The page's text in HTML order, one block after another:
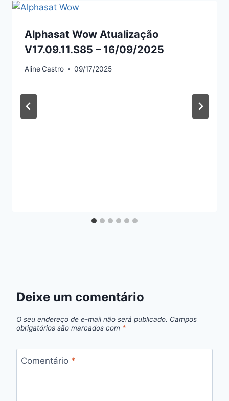
Alphasat Wow Atualização
V17.09.11.S85 – 16/09/2025
AlineCastro 09/17/2025
Deixe um comentário
O seu endereço de e-mail não será publicado. Campos
obrigatórios são marcados com *
Comentário *